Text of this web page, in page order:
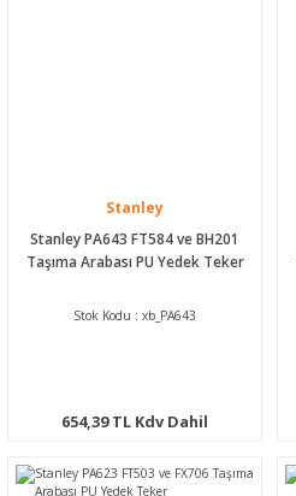
Stanley
Stanley PA643 FT584 ve BH201
Taşıma Arabası PU Yedek Teker
Stok Kodu : xb_PA643
654,39 TL Kdv Dahil